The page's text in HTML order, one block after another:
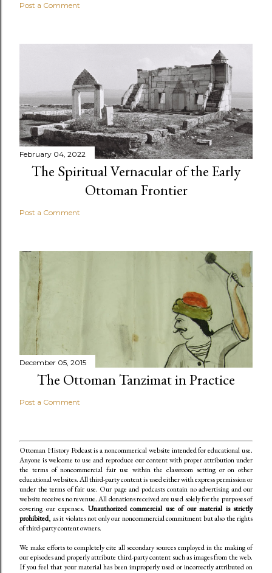
Post a Comment
February 04, 2022
The Spiritual Vernacular of the Early
Ottoman Frontier
Post a Comment
December 05, 2015
The Ottoman Tanzimat in Practice
Post a Comment
Ottoman History Podcast is a noncommerical website intended for educational use.
Anyone is welcome to use and reproduce our content with proper attribution under
the terms of noncommercial fair use within the classroom setting or on other
educational websites. All third-party content is used either with express permission or
under the terms of fair use. Our page and podcasts contain no advertising and our
website receives no revenue. All donations received are used solely for the purposes of
covering our expenses. Unauthorized commercial use of our material is strictly
prohibited, as it violates not only our noncommercial commitment but also the rights
of third-party content owners.
We make efforts to completely cite all secondary sources employed in the making of
our episodes and properly attribute third-party content such as images from the web.
If you feel that your material has been improperly used or incorrectly attributed on